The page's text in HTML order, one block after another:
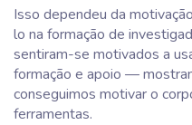
Isso dependeu da
lo na formação de
sentiram-se motivados a
formação e apoio —
conseguimos motivar o
ferramentas.